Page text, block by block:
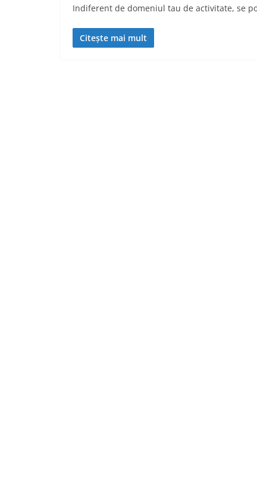
Indiferent de domeniul tau de activitate, se
Citește mai mult